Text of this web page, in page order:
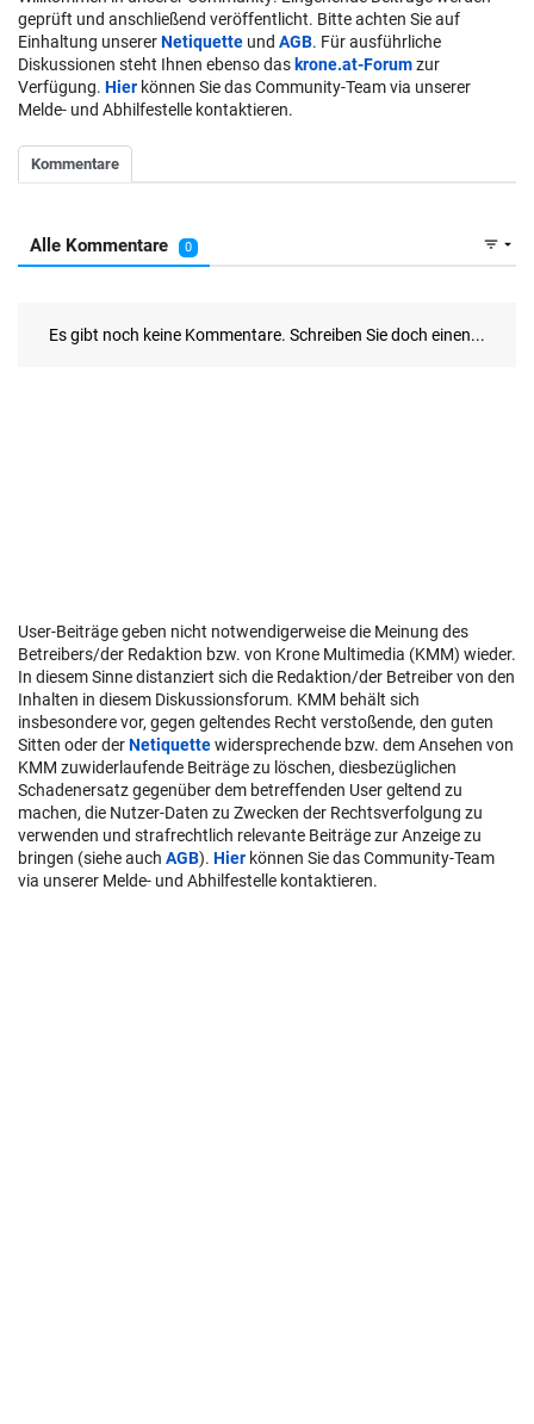
geprüft und anschließend veröffentlicht. Bitte achten Sie auf
Einhaltung unsererNetiquette und AGB. Für ausführliche
Diskussionen steht Ihnen ebenso das krone.at-Forumzur
Verfügung. Hier können Sie das Community-Team via unserer
Melde- und Abhilfestelle kontaktieren.
User-Beiträge geben nicht notwendigerweise die Meinung des
Betreibers/der Redaktion bzw. von Krone Multimedia (KMM) wieder.
In diesem Sinne distanziert sich die Redaktion/der Betreiber von den
Inhalten in diesem Diskussionsforum. KMM behält sich
insbesondere vor, gegen geltendes Recht verstoßende, den guten
Sitten oder derNetiquettewidersprechende bzw. dem Ansehen von
KMM zuwiderlaufende Beiträge zu löschen, diesbezüglichen
Schadenersatz gegenüber dem betreffenden User geltend zu
machen, die Nutzer-Daten zu Zwecken der Rechtsverfolgung zu
verwenden und strafrechtlich relevante Beiträge zur Anzeige zu
bringen (siehe auch AGB). Hier können Sie das Community-Team
via unserer Melde- und Abhilfestelle kontaktieren.